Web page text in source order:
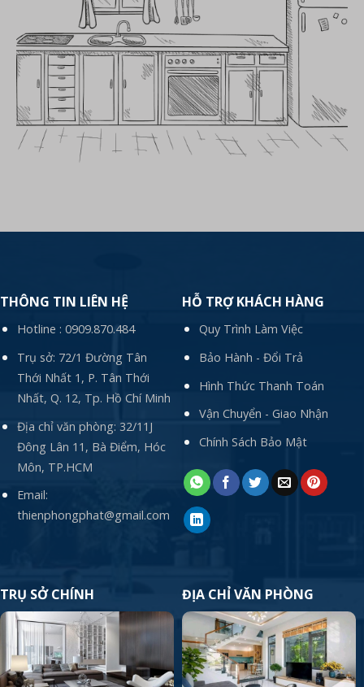
THÔNG TIN LIÊN HỆ
Hotline : 0909.870.484
Trụ sở: 72/1 Đường Tân
Thới Nhất 1, P. Tân Thới
Nhất, Q. 12, Tp. Hồ Chí Minh
Địa chỉ văn phòng: 32/11J
Đông Lân 11, Bà Điểm, Hóc
Môn, TP.HCM
Email:
thienphongphat@gmail.com
HỖ TRỢ KHÁCH HÀNG
Quy Trình Làm Việc
Bảo Hành - Đổi Trả
Hình Thức Thanh Toán
Vận Chuyển - Giao Nhận
Chính Sách Bảo Mật
TRỤ SỞ CHÍNH ĐỊA CHỈ VĂN PHÒNG